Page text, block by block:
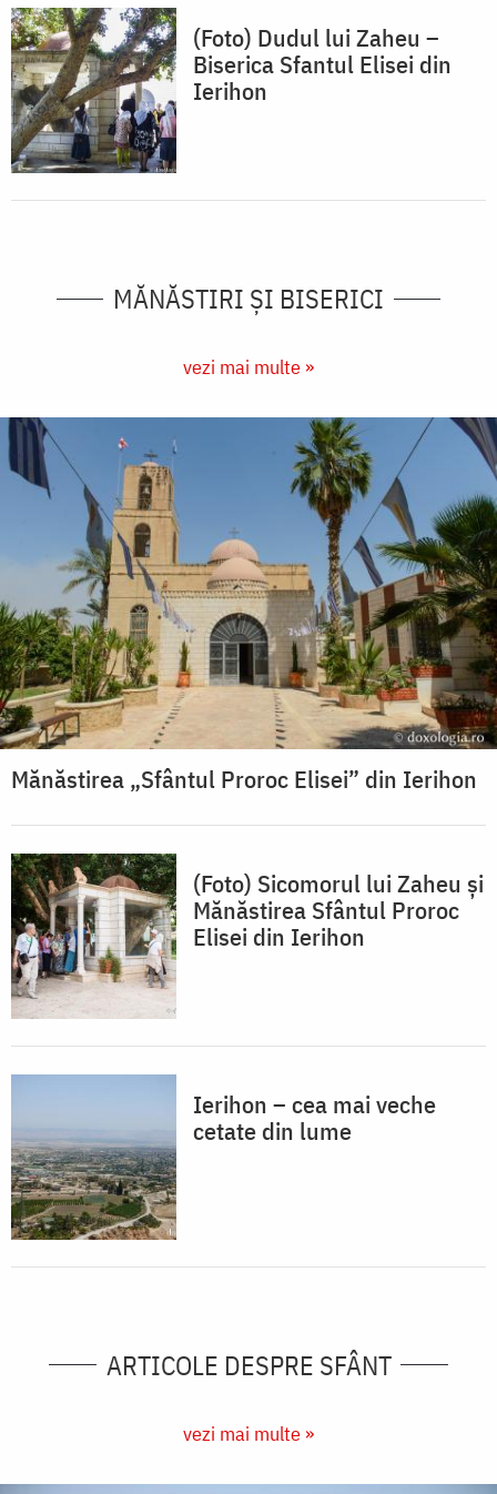
(Foto) Dudul lui Zaheu –
Biserica Sfantul Elisei din
Ierihon
MĂNĂSTIRI ȘI BISERICI
vezi mai multe »
Mănăstirea „Sfântul Proroc Elisei” din Ierihon
(Foto) Sicomorul lui Zaheu și
Mănăstirea Sfântul Proroc
Elisei din Ierihon
Ierihon – cea mai veche
cetate din lume
ARTICOLE DESPRE SFÂNT
vezi mai multe »